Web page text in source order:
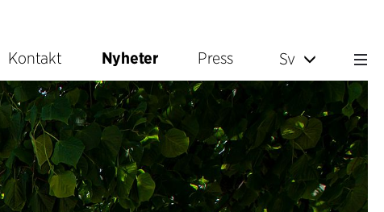
Kontakt Nyheter Press Sv